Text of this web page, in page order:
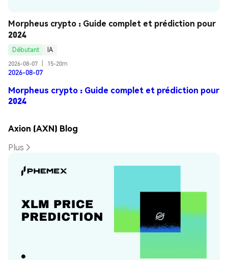
Morpheus crypto : Guide complet et prédiction pour
2024
Débutant
IA
2026-08-07
15-20m
2026-08-07
Morpheus crypto : Guide complet et prédiction pour
2024
Axion (AXN) Blog
Plus